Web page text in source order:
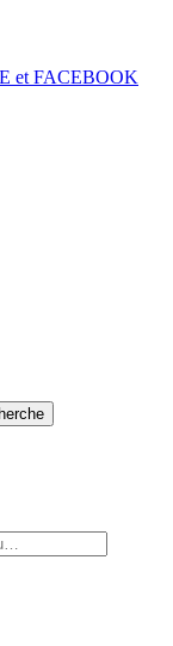
et FACEBOOK